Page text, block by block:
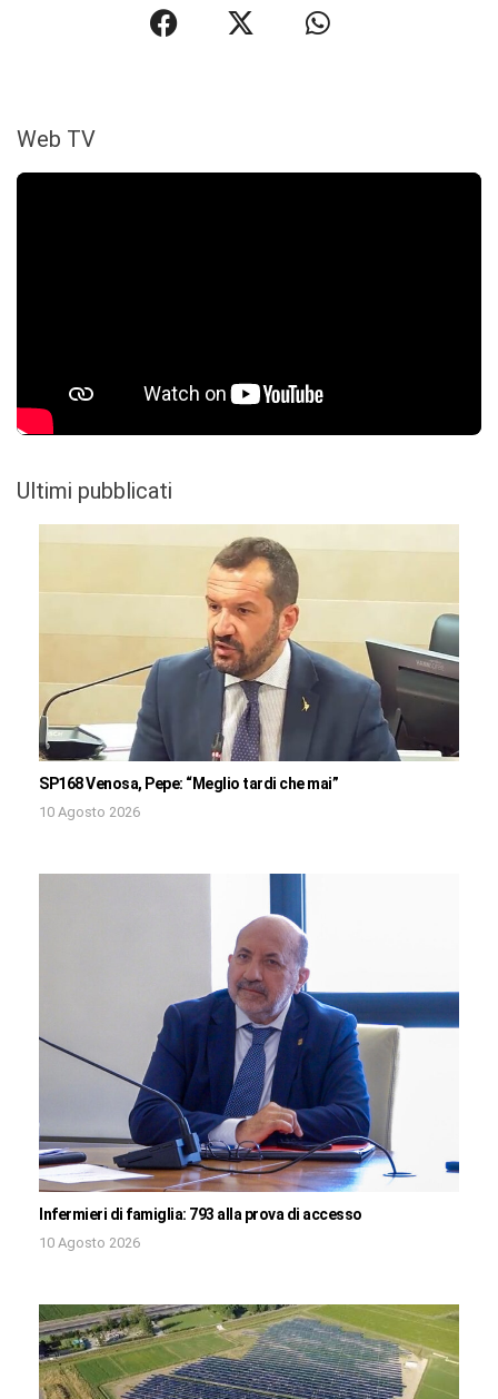
Web TV
Ultimi pubblicati
SP168 Venosa, Pepe: “Meglio tardi che mai”
10 Agosto 2026
Infermieri di famiglia: 793 alla prova di accesso
10 Agosto 2026